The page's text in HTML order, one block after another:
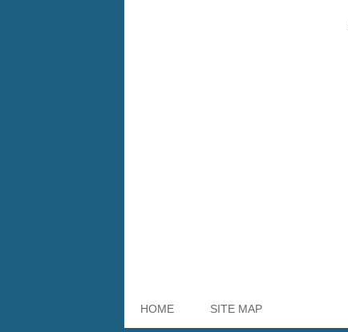
HOME SITE MAP